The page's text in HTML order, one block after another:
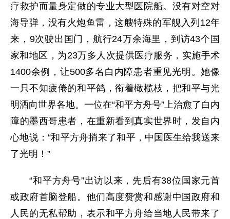
疗救护而量身定做的专业大型医院船。没有对空对
海导弹，没有火炮鱼雷，这艘特殊的军舰入列12年
来，9次驶出国门，航行24万余海里，到访43个国
家和地区，为23万多人次提供医疗服务，实施手术
1400余例，让500多名白内障患者重见光明。她像
一只不知疲倦的和平鸽，衔着橄榄枝，把和平与光
明洒向世界各地。一位在“和平方舟号”上治愈了白内
障的墨西哥患者，在重新看到真实世界时，发自内
心地说：“和平方舟捎来了和平，中国医生给我送来
了光明！”
“和平方舟号”出访以来，先后有38位国家元首
或政府首脑登船。他们高度赞赏和感谢中国政府和
人民的无私帮助，表示和平方舟给当地人民带来了